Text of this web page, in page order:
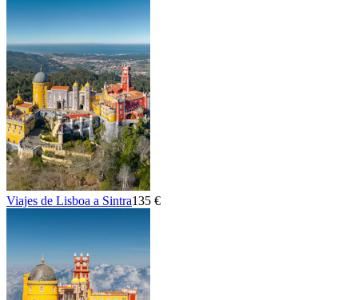
Viajes de Lisboa a Sintra135 €